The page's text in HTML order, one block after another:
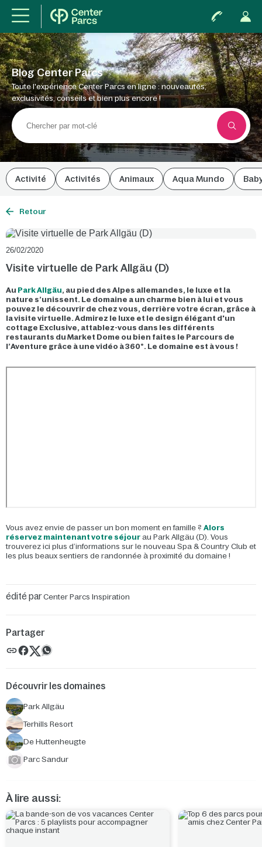
Blog Center Parcs
Toute l'expérience Center Parcs en ligne : nouveautés,
exclusivités, conseils et bien plus encore !
Activité Activités Animaux Aqua Mundo
Retour
26/02/2020
Visite virtuelle de Park Allgäu (D)
Au Park Allgäu, au pied des Alpes allemandes, le luxe et la
nature s’unissent. Le domaine a un charme bien à lui et vous
pouvez le découvrir de chez vous, derrière votre écran, grâce à
la visite virtuelle. Admirez le luxe et le design élégant d'un
cottage Exclusive, attablez-vous dans les différents
restaurants du Market Dome ou bien faites le Parcours de
l’Aventure grâce à une vidéo à 360°. Le domaine est à vous !
Vous avez envie de passer un bon moment en famille ? Alors
réservez maintenant votre séjour au Park Allgäu (D). Vous
trouverez ici plus d’informations sur le nouveau Spa & Country Club et
les plus beaux sentiers de randonnée à proximité du domaine !
édité parCenter Parcs Inspiration
Découvrir les domaines
Park Allgäu
Terhills Resort
De Huttenheugte
Parc Sandur
Partager
À lire aussi: